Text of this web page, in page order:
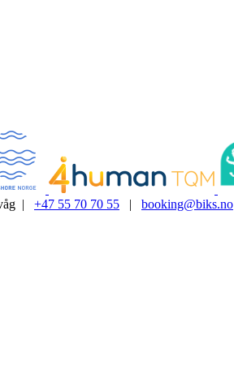
| +47 55 70 70 55 | booking@biks.no